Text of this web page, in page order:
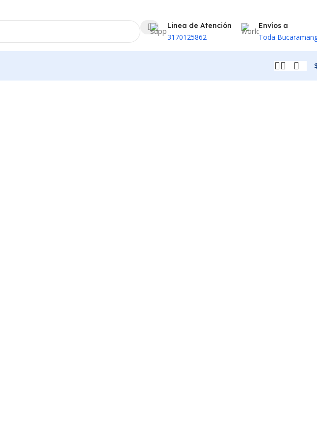
Linea de Atención
3170125862
Envíos a
Toda